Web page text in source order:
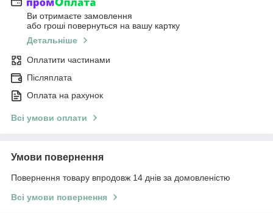
Ви отримаєте замовлення
або гроші повернуться на вашу картку
Детальніше
Оплатити частинами
Післяплата
Оплата на рахунок
Всі умови оплати
Умови повернення
Повернення товару впродовж 14 днів за домовленістю
Всі умови повернення